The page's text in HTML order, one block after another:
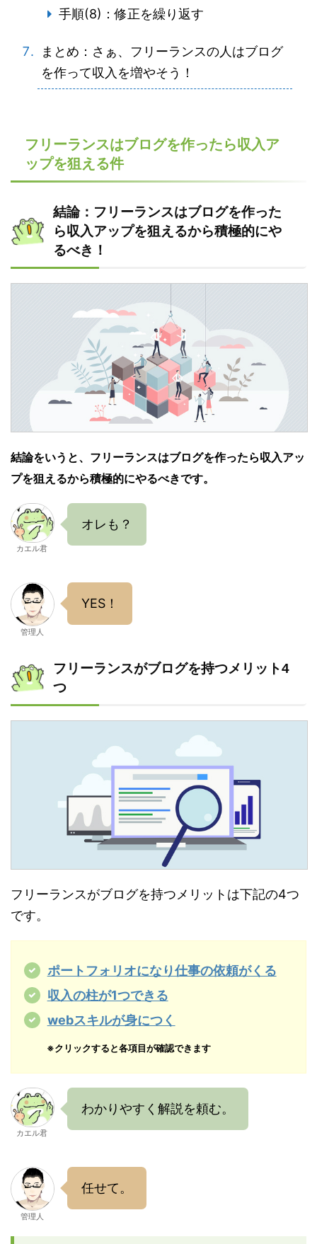
手順(8)：修正を繰り返す
まとめ：さぁ、フリーランスの人はブログ
を作って収入を増やそう！
フリーランスはブログを作ったら収入ア
ップを狙える件
結論：フリーランスはブログを作った
ら収入アップを狙えるから積極的にや
るべき！
結論をいうと、フリーランスはブログを作ったら収入アッ
プを狙えるから積極的にやるべきです。
カエル君
オレも？
管理人
YES！
フリーランスがブログを持つメリット4
つ
フリーランスがブログを持つメリットは下記の4つ
です。
ポートフォリオになり仕事の依頼がくる
収入の柱が1つできる
webスキルが身につく
※クリックすると各項目が確認できます
カエル君
わかりやすく解説を頼む。
管理人
任せて。